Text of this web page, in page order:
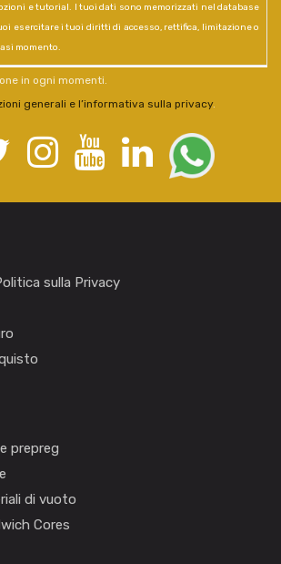
e tutorial. I tuoi dati sono memorizzati nel database
esercitare i tuoi diritti di accesso, rettifica, limitazione o
momento.
in ogni momenti.
generali e l’informativa sulla privacy.
sulla Privacy
prepreg
di vuoto
Cores